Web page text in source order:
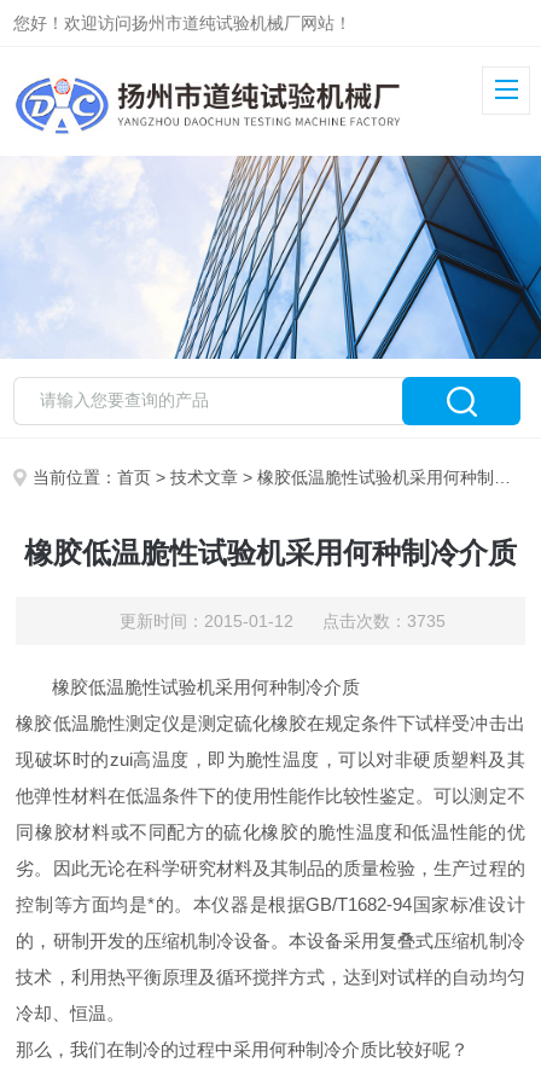
您好！欢迎访问扬州市道纯试验机械厂网站！
当前位置：首页 >技术文章 > 橡胶低温脆性试验机采用何种制冷介质
橡胶低温脆性试验机采用何种制冷介质
更新时间：2015-01-12 点击次数：3735
橡胶低温脆性试验机采用何种制冷介质
橡胶低温脆性测定仪是测定硫化橡胶在规定条件下试样受冲击出
现破坏时的zui高温度，即为脆性温度，可以对非硬质塑料及其
他弹性材料在低温条件下的使用性能作比较性鉴定。可以测定不
同橡胶材料或不同配方的硫化橡胶的脆性温度和低温性能的优
劣。因此无论在科学研究材料及其制品的质量检验，生产过程的
控制等方面均是*的。本仪器是根据GB/T1682-94国家标准设计
的，研制开发的压缩机制冷设备。本设备采用复叠式压缩机制冷
技术，利用热平衡原理及循环搅拌方式，达到对试样的自动均匀
冷却、恒温。
那么，我们在制冷的过程中采用何种制冷介质比较好呢？